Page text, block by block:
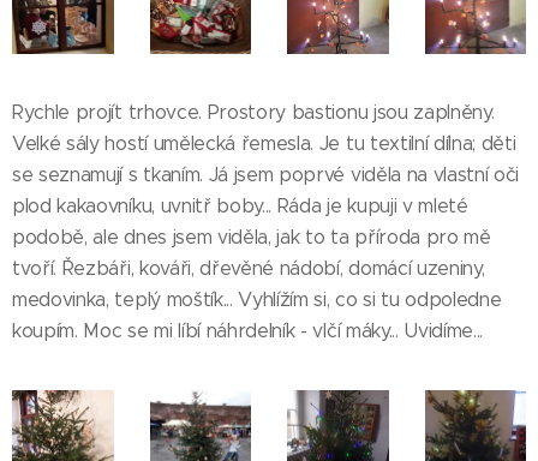
Rychle projít trhovce. Prostory bastionu jsou zaplněny.
Velké sály hostí umělecká řemesla. Je tu textilní dílna; děti
se seznamují s tkaním. Já jsem poprvé viděla na vlastní oči
plod kakaovníku, uvnitř boby... Ráda je kupuji v mleté
podobě, ale dnes jsem viděla, jak to ta příroda pro mě
tvoří. Řezbáři, kováři, dřevěné nádobí, domácí uzeniny,
medovinka, teplý moštík... Vyhlížím si, co si tu odpoledne
koupím. Moc se mi líbí náhrdelník - vlčí máky... Uvidíme...